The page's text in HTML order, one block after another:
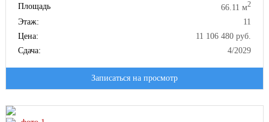
Площадь
66.11 м2
Этаж:
11
Цена:
11 106 480 руб.
Сдача:
4/2029
Записаться на просмотр